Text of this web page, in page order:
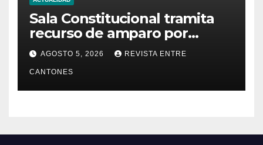
Sala Constitucional tramita
recurso de amparo por
presunta falta de respuesta
en relación con los
fundamentos técnicos del
examen de incorporación al
AGOSTO 5, 2026 REVISTA ENTRE
CANTONES